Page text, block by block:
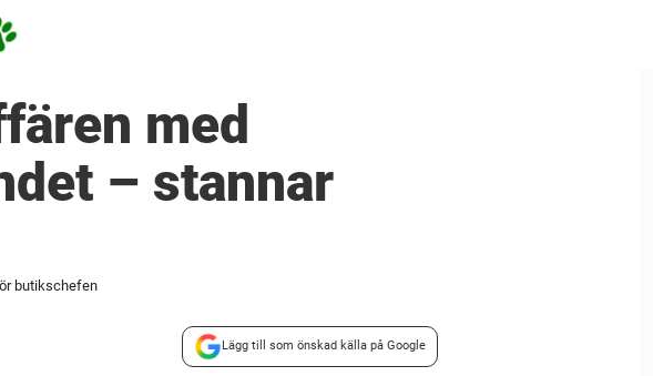
med
– stannar
butikschefen
Lägg till som önskad källa på Google